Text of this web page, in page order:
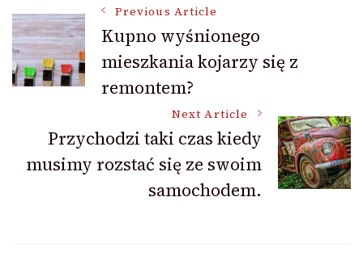
Post
Navigation
Previous Article
Kupno wyśnionego
mieszkania kojarzy się z
remontem?
Next Article
Przychodzi taki czas kiedy
musimy rozstać się ze swoim
samochodem.